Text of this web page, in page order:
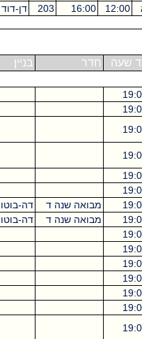
16:00
203 דן-דוד 4
חדר ש"ס
מבואה שנה ד דה-בוטון
3
מבואה שנה ד דה-בוטון
9